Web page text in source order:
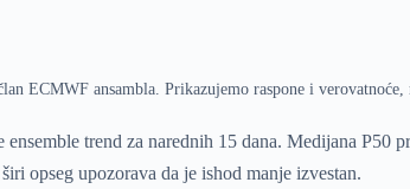
ECMWF ansambla. Prikazujemo raspone i
trend za narednih 15 dana. Medijana P50
opseg upozorava da je ishod manje izvestan.